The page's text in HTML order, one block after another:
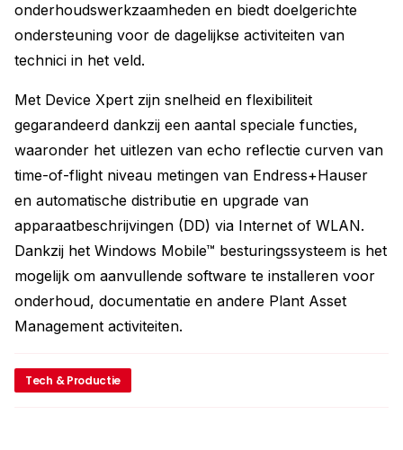
onderhoudswerkzaamheden en biedt doelgerichte
ondersteuning voor de dagelijkse activiteiten van
technici in het veld.
Met Device Xpert zijn snelheid en flexibiliteit
gegarandeerd dankzij een aantal speciale functies,
waaronder het uitlezen van echo reflectie curven van
time-of-flight niveau metingen van Endress+Hauser
en automatische distributie en upgrade van
apparaatbeschrijvingen (DD) via Internet of WLAN.
Dankzij het Windows Mobile™ besturingssysteem is het
mogelijk om aanvullende software te installeren voor
onderhoud, documentatie en andere Plant Asset
Management activiteiten.
Tech & Productie